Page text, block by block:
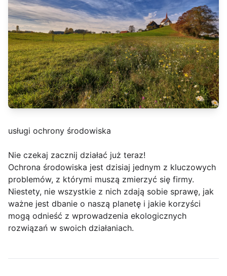
usługi ochrony środowiska
Nie czekaj zacznij działać już teraz!
Ochrona środowiska jest dzisiaj jednym z kluczowych
problemów, z którymi muszą zmierzyć się firmy.
Niestety, nie wszystkie z nich zdają sobie sprawę, jak
ważne jest dbanie o naszą planetę i jakie korzyści
mogą odnieść z wprowadzenia ekologicznych
rozwiązań w swoich działaniach.